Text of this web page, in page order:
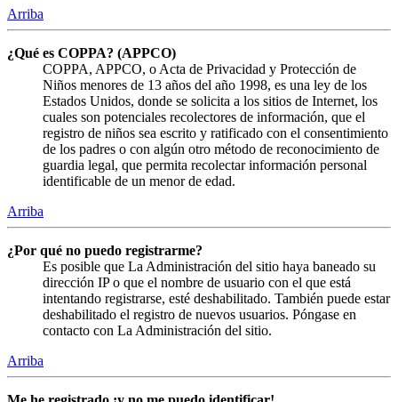
Arriba
¿Qué es COPPA? (APPCO)
COPPA, APPCO, o Acta de Privacidad y Protección de
Niños menores de 13 años del año 1998, es una ley de los
Estados Unidos, donde se solicita a los sitios de Internet, los
cuales son potenciales recolectores de información, que el
registro de niños sea escrito y ratificado con el consentimiento
de los padres o con algún otro método de reconocimiento de
guardia legal, que permita recolectar información personal
identificable de un menor de edad.
Arriba
¿Por qué no puedo registrarme?
Es posible que La Administración del sitio haya baneado su
dirección IP o que el nombre de usuario con el que está
intentando registrarse, esté deshabilitado. También puede estar
deshabilitado el registro de nuevos usuarios. Póngase en
contacto con La Administración del sitio.
Arriba